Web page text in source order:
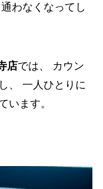
わなくなってし
店では、 カウン
、 一人ひとりに
います。